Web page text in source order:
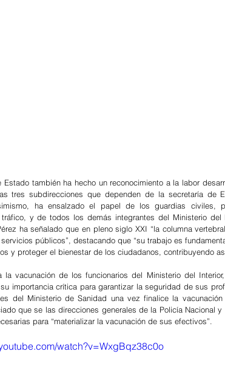
Estado también ha hecho un reconocimiento a la labor
tres subdirecciones que dependen de la secretaría de
ha ensalzado el papel de los guardias civiles,
y de todos los demás integrantes del Ministerio del
ha señalado que en pleno siglo XXI “la columna
públicos”, destacando que “su trabajo es
y proteger el bienestar de los ciudadanos, contribuyendo
la vacunación de los funcionarios del Ministerio del
importancia crítica para garantizar la seguridad de sus
del Ministerio de Sanidad una vez finalice la
que se las direcciones generales de la Policía Nacional
para “materializar la vacunación de sus efectivos”.
watch?v=WxgBqz38c0o